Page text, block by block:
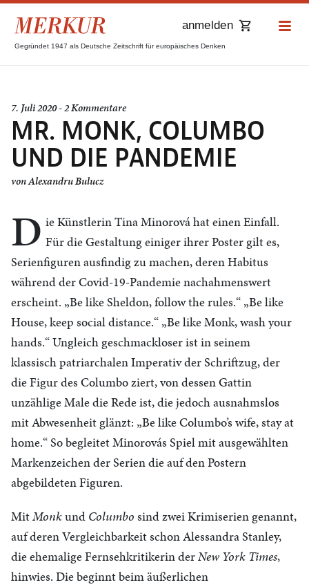
Gegründet 1947 als Deutsche Zeitschrift für europäisches Denken
anmelden
7. Juli 2020 - 2 Kommentare
MR. MONK, COLUMBO
UND DIE PANDEMIE
vonAlexandru Bulucz
D ie Künstlerin Tina Minorová hat einen Einfall.
Für die Gestaltung einiger ihrer Poster gilt es,
Serienfiguren ausfindig zu machen, deren Habitus
während der Covid-19-Pandemie nachahmenswert
erscheint. „Be like Sheldon, follow the rules.“ „Be like
House, keep social distance.“ „Be like Monk, wash your
hands.“ Ungleich geschmackloser ist in seinem
klassisch patriarchalen Imperativ der Schriftzug, der
die Figur des Columbo ziert, von dessen Gattin
unzählige Male die Rede ist, die jedoch ausnahmslos
mit Abwesenheit glänzt: „Be like Columbo’s wife, stay at
home.“ So begleitet Minorovás Spiel mit ausgewählten
Markenzeichen der Serien die auf den Postern
abgebildeten Figuren.
MitMonkund Columbo sind zwei Krimiserien genannt,
auf deren Vergleichbarkeit schon Alessandra Stanley,
die ehemalige Fernsehkritikerin derNew York Times,
hinwies. Die beginnt beim äußerlichen